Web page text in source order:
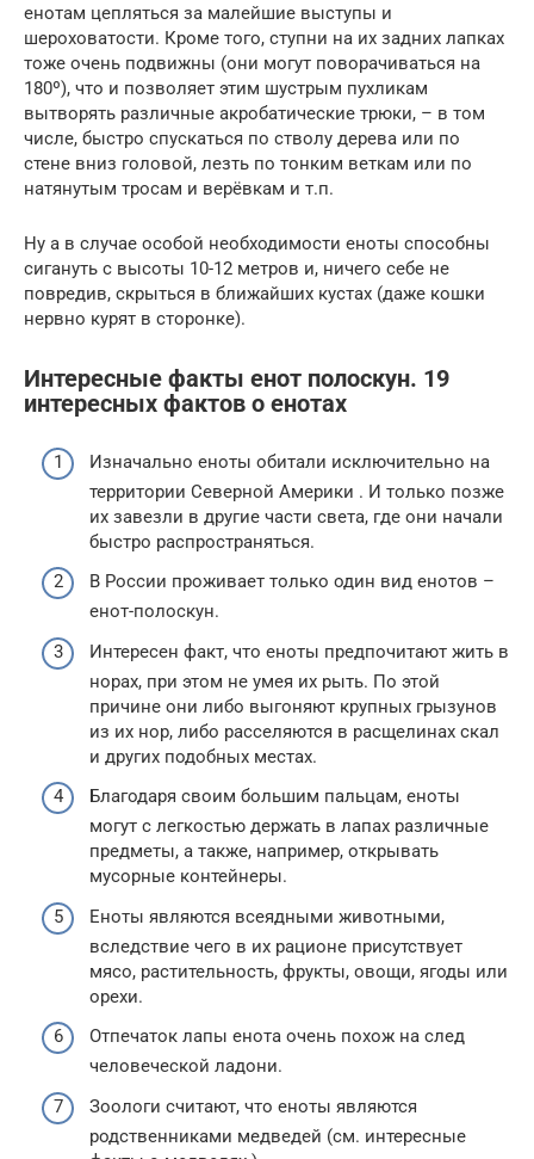
енотам цепляться за малейшие выступы и
шероховатости. Кроме того, ступни на их задних лапках
тоже очень подвижны (они могут поворачиваться на
180º), что и позволяет этим шустрым пухликам
вытворять различные акробатические трюки, – в том
числе, быстро спускаться по стволу дерева или по
стене вниз головой, лезть по тонким веткам или по
натянутым тросам и верёвкам и т.п.
Ну а в случае особой необходимости еноты способны
сигануть с высоты 10-12 метров и, ничего себе не
повредив, скрыться в ближайших кустах (даже кошки
нервно курят в сторонке).
Интересные факты енот полоскун. 19
интересных фактов о енотах
Изначально еноты обитали исключительно на
территории Северной Америки . И только позже
их завезли в другие части света, где они начали
быстро распространяться.
В России проживает только один вид енотов –
енот-полоскун.
Интересен факт, что еноты предпочитают жить в
норах, при этом не умея их рыть. По этой
причине они либо выгоняют крупных грызунов
из их нор, либо расселяются в расщелинах скал
и других подобных местах.
Благодаря своим большим пальцам, еноты
могут с легкостью держать в лапах различные
предметы, а также, например, открывать
мусорные контейнеры.
Еноты являются всеядными животными,
вследствие чего в их рационе присутствует
мясо, растительность, фрукты, овощи, ягоды или
орехи.
Отпечаток лапы енота очень похож на след
человеческой ладони.
Зоологи считают, что еноты являются
родственниками медведей (см. интересные